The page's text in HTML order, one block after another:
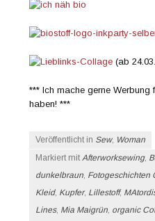
(ab
*** Ich mache gerne
haben! ***
Veröffentlicht in Sew, Woman
Markiert mitAfterworksewing,
dunkelbraun, Fotogeschichten
Kleid, Kupfer, Lillestoff,
Lines, Mia Maigrün, organic